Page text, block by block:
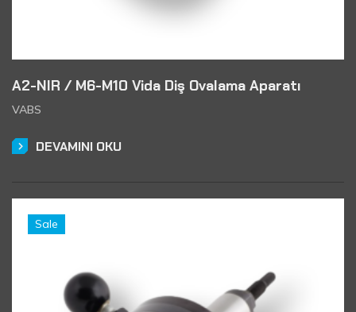
A2-NIR / M6-M10 Vida Diş Ovalama Aparatı
VABS
DEVAMINI OKU
Sale